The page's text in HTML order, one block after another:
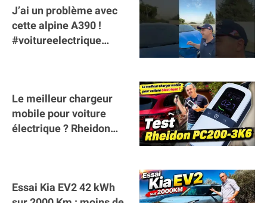
J’ai un problème avec
cette alpine A390 !
#voitureelectrique
Le meilleur chargeur
mobile pour voiture
électrique ? Rheidon
Essai Kia EV2 42 kWh